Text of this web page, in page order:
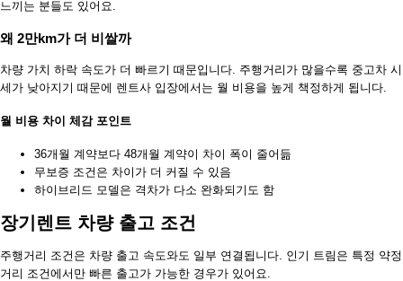
느끼는 분들도 있어요.
왜 2만km가 더 비쌀까
차량 가치 하락 속도가 더 빠르기 때문입니다. 주행거리가 많을수록 중고차 시
세가 낮아지기 때문에 렌트사 입장에서는 월 비용을 높게 책정하게 됩니다.
월 비용 차이 체감 포인트
36개월 계약보다 48개월 계약이 차이 폭이 줄어듦
무보증 조건은 차이가 더 커질 수 있음
하이브리드 모델은 격차가 다소 완화되기도 함
장기렌트 차량 출고 조건
주행거리 조건은 차량 출고 속도와도 일부 연결됩니다. 인기 트림은 특정 약정
거리 조건에서만 빠른 출고가 가능한 경우가 있어요.